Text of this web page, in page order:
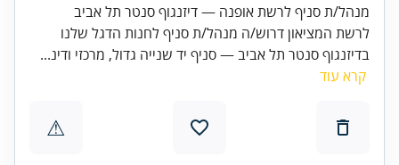
מנהל/ת סניף לרשת אופנה — דיזנגוף סנטר תל אביב
לרשת המציאון דרוש/ה מנהל/ת סניף לחנות הדגל שלנו
בדיזנגוף סנטר תל אביב — סניף יד שנייה גדול, מרכזי ודינ...
קרא עוד
⚠